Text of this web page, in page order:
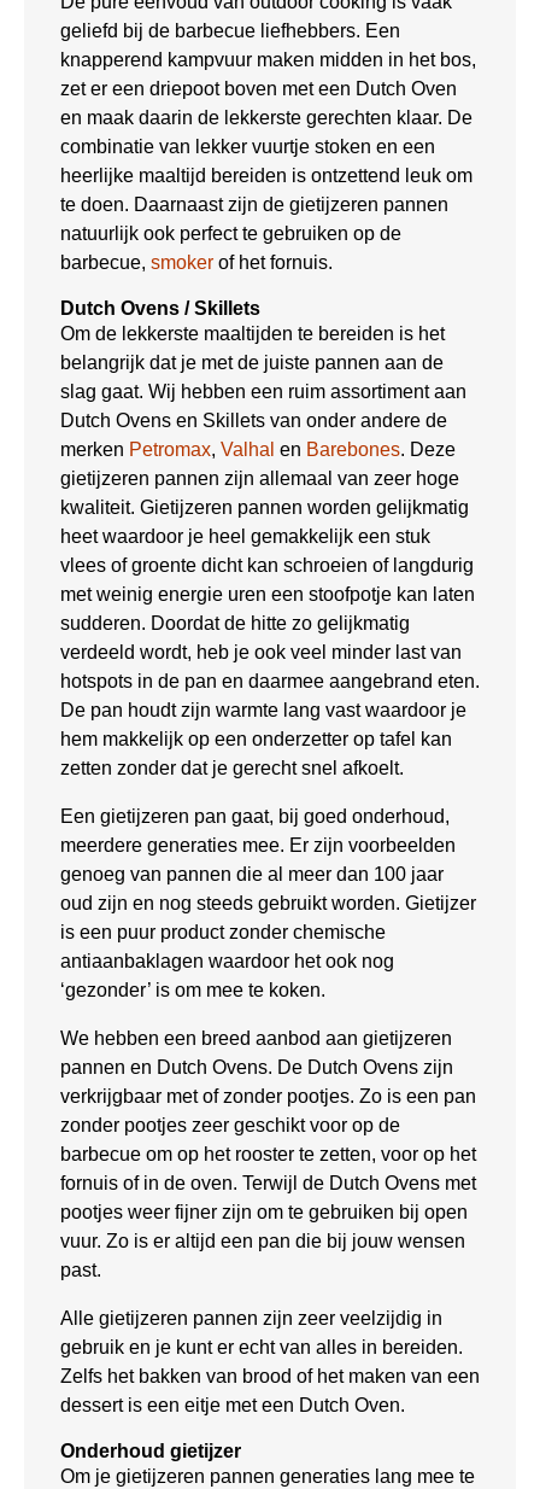
geliefd bij de barbecue liefhebbers. Een
knapperend kampvuur maken midden in het bos,
zet er een driepoot boven met een Dutch Oven
en maak daarin de lekkerste gerechten klaar. De
combinatie van lekker vuurtje stoken en een
heerlijke maaltijd bereiden is ontzettend leuk om
te doen. Daarnaast zijn de gietijzeren pannen
natuurlijk ook perfect te gebruiken op de
barbecue, smoker of het fornuis.
Dutch Ovens / Skillets
Om de lekkerste maaltijden te bereiden is het
belangrijk dat je met de juiste pannen aan de
slag gaat. Wij hebben een ruim assortiment aan
Dutch Ovens en Skillets van onder andere de
merken Petromax, Valhal en Barebones. Deze
gietijzeren pannen zijn allemaal van zeer hoge
kwaliteit. Gietijzeren pannen worden gelijkmatig
heet waardoor je heel gemakkelijk een stuk
vlees of groente dicht kan schroeien of langdurig
met weinig energie uren een stoofpotje kan laten
sudderen. Doordat de hitte zo gelijkmatig
verdeeld wordt, heb je ook veel minder last van
hotspots in de pan en daarmee aangebrand eten.
De pan houdt zijn warmte lang vast waardoor je
hem makkelijk op een onderzetter op tafel kan
zetten zonder dat je gerecht snel afkoelt.
Een gietijzeren pan gaat, bij goed onderhoud,
meerdere generaties mee. Er zijn voorbeelden
genoeg van pannen die al meer dan 100 jaar
oud zijn en nog steeds gebruikt worden. Gietijzer
is een puur product zonder chemische
antiaanbaklagen waardoor het ook nog
‘gezonder’ is om mee te koken.
We hebben een breed aanbod aan gietijzeren
pannen en Dutch Ovens. De Dutch Ovens zijn
verkrijgbaar met of zonder pootjes. Zo is een pan
zonder pootjes zeer geschikt voor op de
barbecue om op het rooster te zetten, voor op het
fornuis of in de oven. Terwijl de Dutch Ovens met
pootjes weer fijner zijn om te gebruiken bij open
vuur. Zo is er altijd een pan die bij jouw wensen
past.
Alle gietijzeren pannen zijn zeer veelzijdig in
gebruik en je kunt er echt van alles in bereiden.
Zelfs het bakken van brood of het maken van een
dessert is een eitje met een Dutch Oven.
Onderhoud gietijzer
Om je gietijzeren pannen generaties lang mee te